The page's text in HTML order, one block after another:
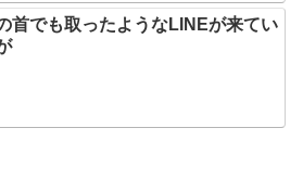
首でも取ったようなLINEが来てい